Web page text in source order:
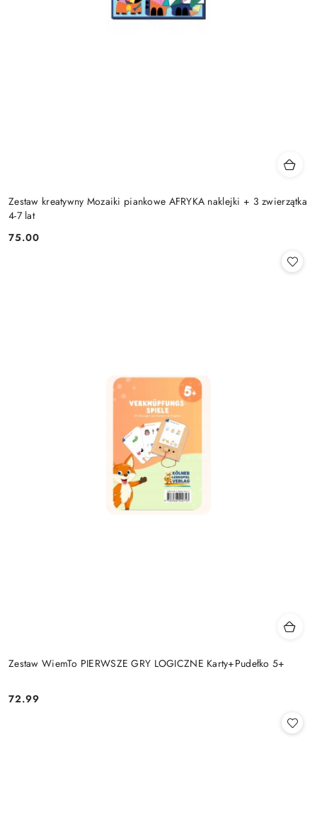
Zestaw kreatywny Mozaiki piankowe AFRYKA naklejki + 3 zwierzątka
4-7 lat
Cena:
75.00
Zestaw WiemTo PIERWSZE GRY LOGICZNE Karty+Pudełko 5+
Cena:
72.99